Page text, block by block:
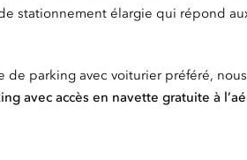
stationnement élargie qui répond
de parking avec voiturier préféré,
avec accès en navette gratuite à